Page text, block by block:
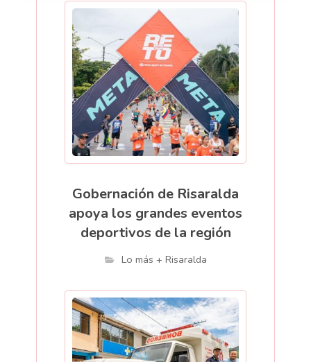
Gobernación de Risaralda
apoya los grandes eventos
deportivos de la región
Lo más + Risaralda